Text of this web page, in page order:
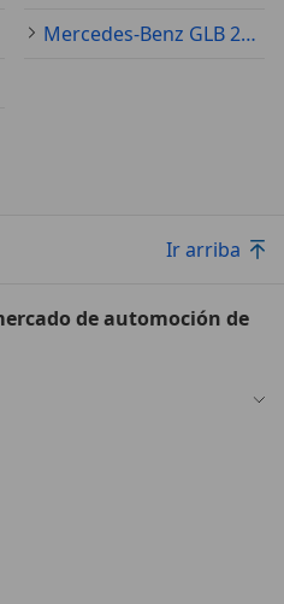
Mercedes-Benz GLB 200 Ocasión
Ir arriba
de automoción de